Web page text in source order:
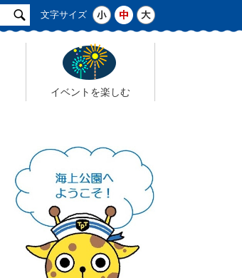
文字サイズ
イベントを楽しむ